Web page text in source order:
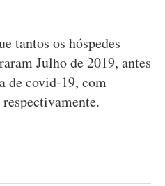
tantos os hóspedes
Julho de 2019, antes
de covid-19, com